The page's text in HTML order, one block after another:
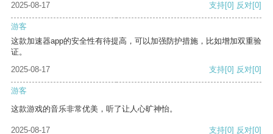
2025-08-17
支持[0] 反对[0]
游客
这款加速器app的安全性有待提高，可以加强防护措施，比如增加双重验
证。
2025-08-17
支持[0] 反对[0]
游客
这款游戏的音乐非常优美，听了让人心旷神怡。
2025-08-17 支持[0] 反对[0]